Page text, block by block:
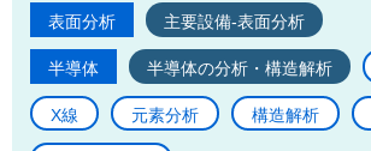
表面分析 主要設備-表面分析
半導体 半導体の分析・構造解析
X線 元素分析 構造解析